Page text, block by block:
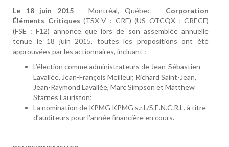
Le 18 juin 2015 – Montréal, Québec – Corporation
Éléments Critiques (TSX-V : CRE) (US OTCQX : CRECF)
(FSE : F12) annonce que lors de son assemblée annuelle
tenue le 18 juin 2015, toutes les propositions ont été
approuvées par les actionnaires, incluant :
L’élection comme administrateurs de Jean-Sébastien
Lavallée, Jean-François Meilleur, Richard Saint-Jean,
Jean-Raymond Lavallée, Marc Simpson et Matthew
Starnes Lauriston;
La nomination de KPMG KPMG s.r.l./S.E.N.C.R.L. à titre
d’auditeurs pour l’année financière en cours.